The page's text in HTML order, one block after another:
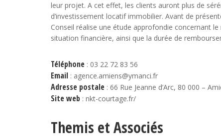
leur projet. A cet effet, les clients auront plus de
d’investissement locatif immobilier. Avant de
Conseil réalise une étude approfondie concernant
situation financière, ainsi que la durée de
Téléphone : 03 22 72 83 56
Email : agence.amiens@ymanci.fr
Adresse postale : 66 Rue Jeanne d’Arc, 80 000 –
Site web : nkt-courtage.fr/
Themis et Associés